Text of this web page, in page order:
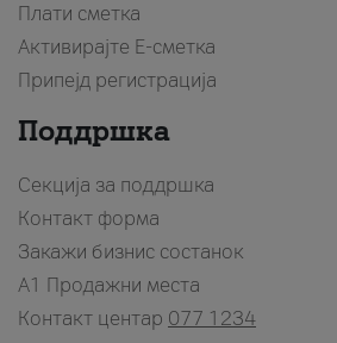
Плати сметка
Активирајте Е-сметка
Припејд регистрација
Поддршка
Секција за поддршка
Контакт форма
Закажи бизнис состанок
A1 Продажни места
Контакт центар 077 1234